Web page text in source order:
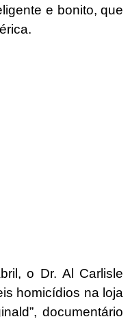
e bonito, que
o Dr. Al Carlisle
homicídios na loja
documentário